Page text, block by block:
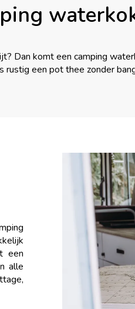
Dan komt een camping
een pot thee zonder
een
alle